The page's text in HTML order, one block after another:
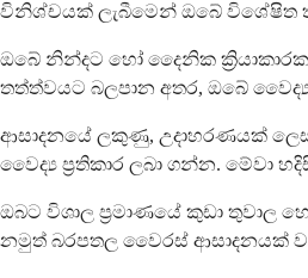
විනිශ්චයක් ලැබීමෙන් ඔබේ විශේෂිත
ඔබේ නින්දට හෝ දෛනික
තත්ත්වයට බලපාන අතර, ඔබේ
ආසාදනයේ ලකුණු, උදාහරණයක්
වෛද්‍ය ප්‍රතිකාර ලබා ගන්න. මේවා
ඔබට විශාල ප්‍රමාණයේ කුඩා
නමුත් බරපතල වෛරස් ආසාදනයක්